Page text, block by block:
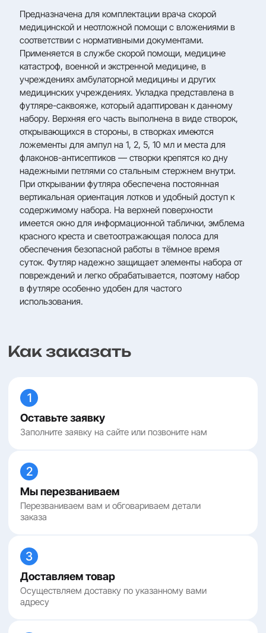
Предназначена для комплектации врача скорой
медицинской и неотложной помощи с вложениями в
соответствии с нормативными документами.
Применяется в службе скорой помощи, медицине
катастроф, военной и экстренной медицине, в
учреждениях амбулаторной медицины и других
медицинских учреждениях. Укладка представлена в
футляре-саквояже, который адаптирован к данному
набору. Верхняя его часть выполнена в виде створок,
открывающихся в стороны, в створках имеются
ложементы для ампул на 1, 2, 5, 10 мл и места для
флаконов-антисептиков — створки крепятся ко дну
надежными петлями со стальным стержнем внутри.
При открывании футляра обеспечена постоянная
вертикальная ориентация лотков и удобный доступ к
содержимому набора. На верхней поверхности
имеется окно для информационной таблички, эмблема
красного креста и светоотражающая полоса для
обеспечения безопасной работы в тёмное время
суток. Футляр надежно защищает элементы набора от
повреждений и легко обрабатывается, поэтому набор
в футляре особенно удобен для частого
использования.
Как заказать
1
Оставьте заявку
Заполните заявку на сайте или позвоните нам
2
Мы перезваниваем
Перезваниваем вам и обговариваем детали
заказа
3
Доставляем товар
Осуществляем доставку по указанному вами
адресу